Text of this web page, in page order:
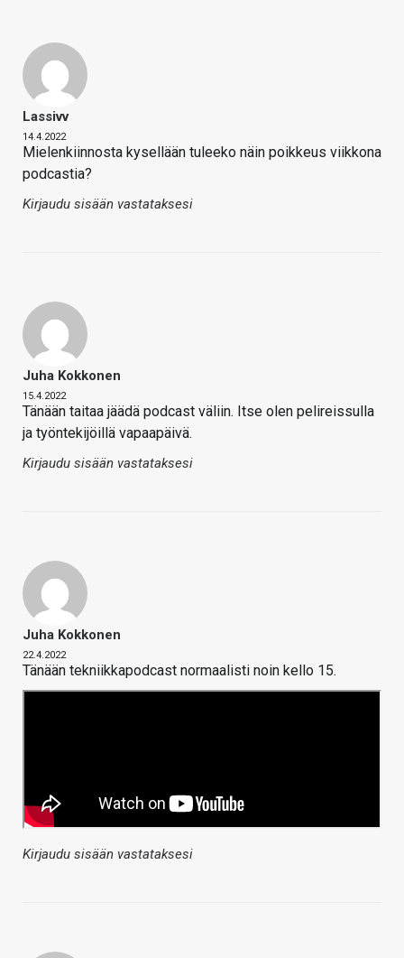
Lassivv
14.4.2022
Mielenkiinnosta kysellään tuleeko näin poikkeus viikkona
podcastia?
Kirjaudu sisään vastataksesi
Juha Kokkonen
15.4.2022
Tänään taitaa jäädä podcast väliin. Itse olen pelireissulla
ja työntekijöillä vapaapäivä.
Kirjaudu sisään vastataksesi
Juha Kokkonen
22.4.2022
Tänään tekniikkapodcast normaalisti noin kello 15.
Kirjaudu sisään vastataksesi